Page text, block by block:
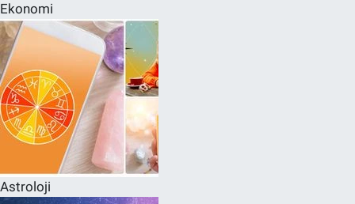
Ekonomi
Astroloji